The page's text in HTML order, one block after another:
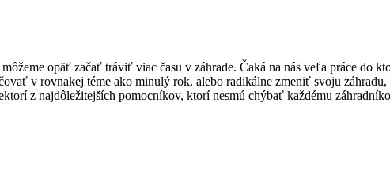
opäť začať tráviť viac času v záhrade. Čaká na nás veľa práce do
v rovnakej téme ako minulý rok, alebo radikálne zmeniť svoju záhradu,
z najdôležitejších pomocníkov, ktorí nesmú chýbať každému